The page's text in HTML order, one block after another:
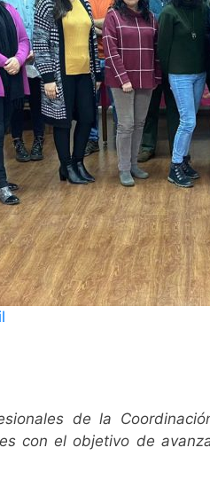
de la
con el objetivo de